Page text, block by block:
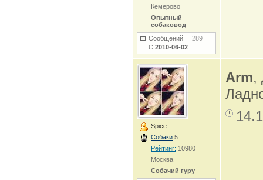
Кемерово
Опытный
собаковод
Сообщений 289
С 2010-06-02
Spice
Собаки 5
Рейтинг: 10980
Москва
Собачий гуру
Arm,